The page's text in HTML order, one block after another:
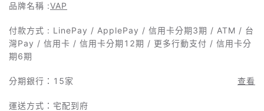
品牌名稱 :VAP
付款方式 : LinePay / ApplePay / 信用卡分期3期 / ATM / 台
灣Pay / 信用卡 / 信用卡分期12期 / 更多行動支付 / 信用卡分
期6期
分期銀行： 15家 查看
運送方式：宅配到府